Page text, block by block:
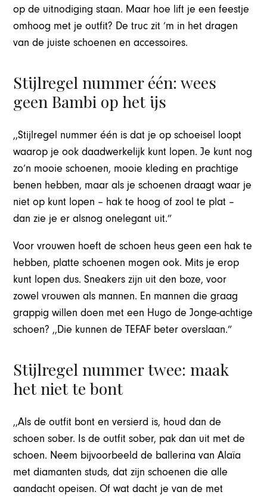
op de uitnodiging staan. Maar hoe lift je een feestje
omhoog met je outfit? De truc zit ‘m in het dragen
van de juiste schoenen en accessoires.
Stijlregel nummer één: wees
geen Bambi op het ijs
,,Stijlregel nummer één is dat je op schoeisel loopt
waarop je ook daadwerkelijk kunt lopen. Je kunt nog
zo’n mooie schoenen, mooie kleding en prachtige
benen hebben, maar als je schoenen draagt waar je
niet op kunt lopen – hak te hoog of zool te plat –
dan zie je er alsnog onelegant uit.”
Voor vrouwen hoeft de schoen heus geen een hak te
hebben, platte schoenen mogen ook. Mits je erop
kunt lopen dus. Sneakers zijn uit den boze, voor
zowel vrouwen als mannen. En mannen die graag
grappig willen doen met een Hugo de Jonge-achtige
schoen? ,,Die kunnen de TEFAF beter overslaan.”
Stijlregel nummer twee: maak
het niet te bont
,,Als de outfit bont en versierd is, houd dan de
schoen sober. Is de outfit sober, pak dan uit met de
schoen. Neem bijvoorbeeld de ballerina van Alaïa
met diamanten studs, dat zijn schoenen die alle
aandacht opeisen. Of wat dacht je van de met